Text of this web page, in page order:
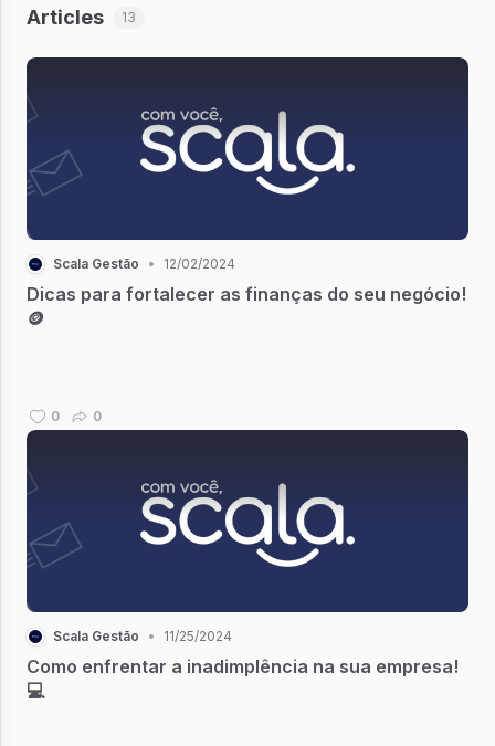
Articles 13
Scala Gestão • 12/02/2024
Dicas para fortalecer as finanças do seu negócio!
🪙
0 0
Scala Gestão • 11/25/2024
Como enfrentar a inadimplência na sua empresa!
💻